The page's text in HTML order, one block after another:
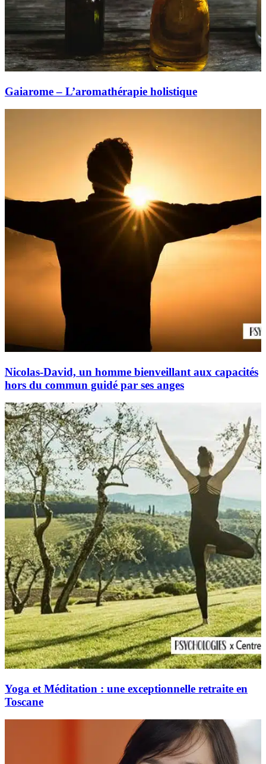
Gaiarome – L’aromathérapie holistique
Nicolas-David, un homme bienveillant aux capacités
hors du commun guidé par ses anges
Yoga et Méditation : une exceptionnelle retraite en
Toscane